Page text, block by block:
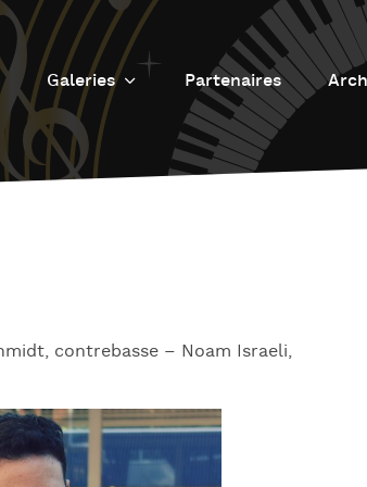
Galeries
Galerie photos
Galerie Vidéos
Partenaires
contrebasse – Noam Israeli,